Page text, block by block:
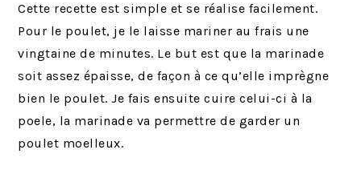
Cette recette est simple et se réalise facilement.
Pour le poulet, je le laisse mariner au frais une
vingtaine de minutes. Le but est que la marinade
soit assez épaisse, de façon à ce qu’elle imprègne
bien le poulet. Je fais ensuite cuire celui-ci à la
poele, la marinade va permettre de garder un
poulet moelleux.